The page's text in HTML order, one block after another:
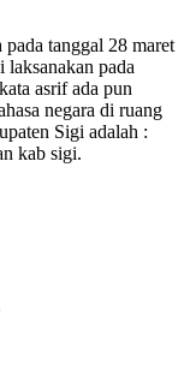
pada tanggal 28 maret
laksanakan pada
asrif ada pun
negara di ruang
Sigi adalah :
kab sigi.